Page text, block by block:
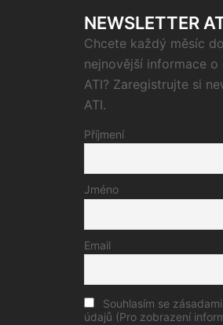
NEWSLETTER
Chcete každý měsíc
nejnovější informace o
ATI? Zaregistrujte si
ATI.
Příjmení
Jméno
Email
Souhlasím se
údajů (Pro zobrazení